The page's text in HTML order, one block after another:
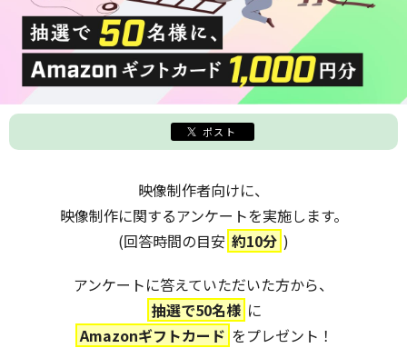
ポスト
映像制作者向けに、
映像制作に関するアンケートを実施します。
(回答時間の目安 約10分 )
アンケートに答えていただいた方から、
抽選で50名様 に
Amazonギフトカード をプレゼント！